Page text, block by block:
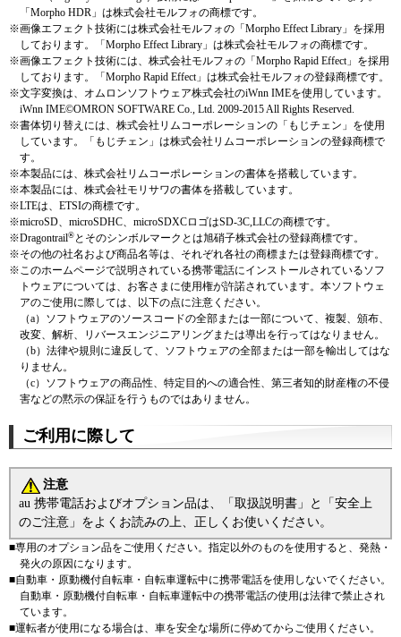
「Morpho HDR」は株式会社モルフォの商標です。
※画像エフェクト技術には株式会社モルフォの「Morpho Effect Library」を採用
しております。「Morpho Effect Library」は株式会社モルフォの商標です。
※画像エフェクト技術には、株式会社モルフォの「Morpho Rapid Effect」を採用
しております。「Morpho Rapid Effect」は株式会社モルフォの登録商標です。
※文字変換は、オムロンソフトウェア株式会社のiWnn IMEを使用しています。
iWnn IME©OMRON SOFTWARE Co., Ltd. 2009‐2015 All Rights Reserved.
※書体切り替えには、株式会社リムコーポレーションの「もじチェン」を使用
しています。「もじチェン」は株式会社リムコーポレーションの登録商標で
す。
※本製品には、株式会社リムコーポレーションの書体を搭載しています。
※本製品には、株式会社モリサワの書体を搭載しています。
※LTEは、ETSIの商標です。
※microSD、microSDHC、microSDXCロゴはSD-3C,LLCの商標です。
※Dragontrail® とそのシンボルマークとは旭硝子株式会社の登録商標です。
※その他の社名および商品名等は、それぞれ各社の商標または登録商標です。
※このホームページで説明されている携帯電話にインストールされているソフ
トウェアについては、お客さまに使用権が許諾されています。本ソフトウェ
アのご使用に際しては、以下の点に注意ください。
（a）ソフトウェアのソースコードの全部または一部について、複製、頒布、
改変、解析、リバースエンジニアリングまたは導出を行ってはなりません。
（b）法律や規則に違反して、ソフトウェアの全部または一部を輸出してはな
りません。
（c）ソフトウェアの商品性、特定目的への適合性、第三者知的財産権の不侵
害などの黙示の保証を行うものではありません。
ご利用に際して
注意
au 携帯電話およびオプション品は、「取扱説明書」と「安全上
のご注意」をよくお読みの上、正しくお使いください。
■専用のオプション品をご使用ください。指定以外のものを使用すると、発熱・
発火の原因になります。
■自動車・原動機付自転車・自転車運転中に携帯電話を使用しないでください。
自動車・原動機付自転車・自転車運転中の携帯電話の使用は法律で禁止され
ています。
■運転者が使用になる場合は、車を安全な場所に停めてからご使用ください。